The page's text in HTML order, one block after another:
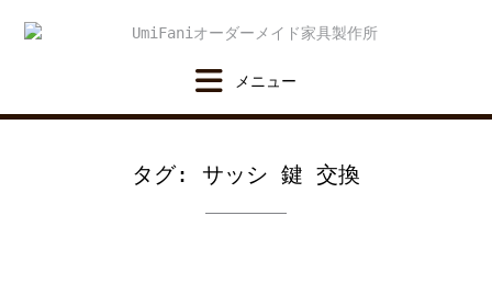
タグ: サッシ 鍵 交換